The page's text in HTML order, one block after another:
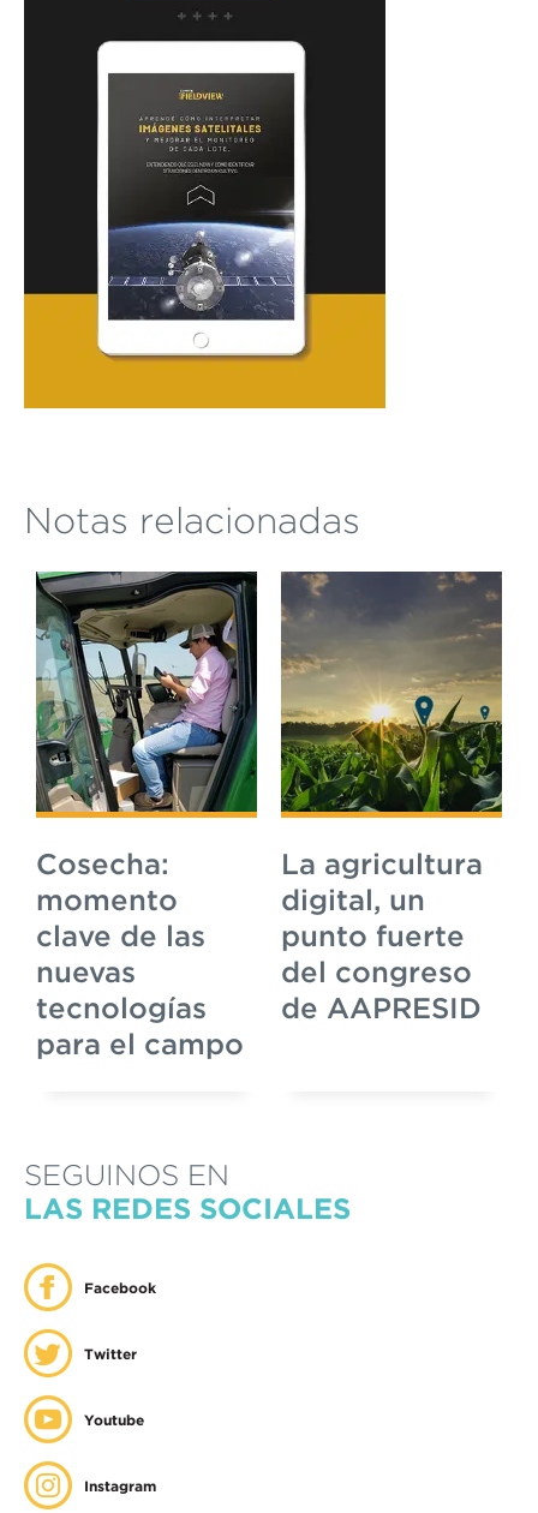
Notas relacionadas
Cosecha:
momento
clave de las
nuevas
tecnologías
para el campo
La agricultura
digital, un
punto fuerte
del congreso
de AAPRESID
SEGUINOS EN
LAS REDES SOCIALES
Facebook
Twitter
Youtube
Instagram